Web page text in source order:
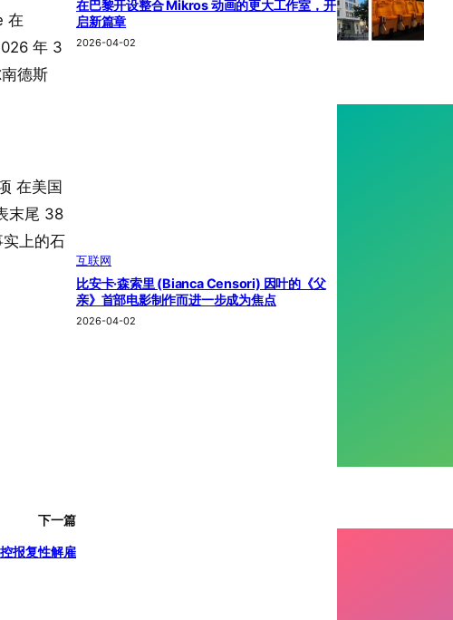
在
年 3
德斯
在美国
末尾 38
上的石
下一篇
报复性解雇
在巴黎开设整合 Mikros 动画的更大工作室，开
启新篇章
2026-04-02
互联网
比安卡·森索里 (Bianca Censori) 因叶的《父
亲》首部电影制作而进一步成为焦点
2026-04-02